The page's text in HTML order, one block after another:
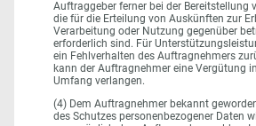
Auftraggeber ferner bei der Bereitstellung
die für die Erteilung von Auskünften zur
Verarbeitung oder Nutzung gegenüber
erforderlich sind. Für
ein Fehlverhalten des Auftragnehmers
kann der Auftragnehmer eine Vergütung
Umfang verlangen.
(4) Dem Auftragnehmer bekannt
des Schutzes personenbezogener Daten